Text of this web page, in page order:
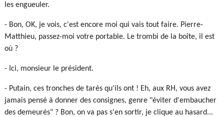
les engueuler.
- Bon, OK, je vois, c'est encore moi qui vais tout faire. Pierre-
Matthieu, passez-moi votre portable. Le trombi de la boîte, il est
où ?
- Ici, monsieur le président.
- Putain, ces tronches de tarés qu'ils ont ! Eh, aux RH, vous avez
jamais pensé à donner des consignes, genre "éviter d'embaucher
des demeurés" ? Bon, on va pas s'en sortir, je clique au hasard...